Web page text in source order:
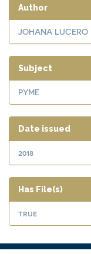
Author
JOHANA LUCERO
Subject
PYME
Date issued
2018
Has File(s)
true